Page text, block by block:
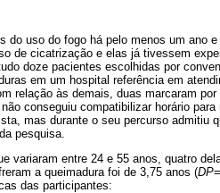
uso do fogo há pelo menos um ano
de cicatrização e elas já tivessem
doze pacientes escolhidas por
em um hospital referência em
relação às demais, duas marcaram
conseguiu compatibilizar horário
mas durante o seu percurso admitiu
pesquisa.
variaram entre 24 e 55 anos, quatro
a queimadura foi de 3,75 anos (DP
das participantes: